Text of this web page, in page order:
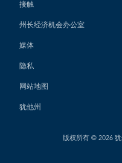
接触
州长经济机会办公室
媒体
隐私
网站地图
犹他州
版权所有 © 2026 犹